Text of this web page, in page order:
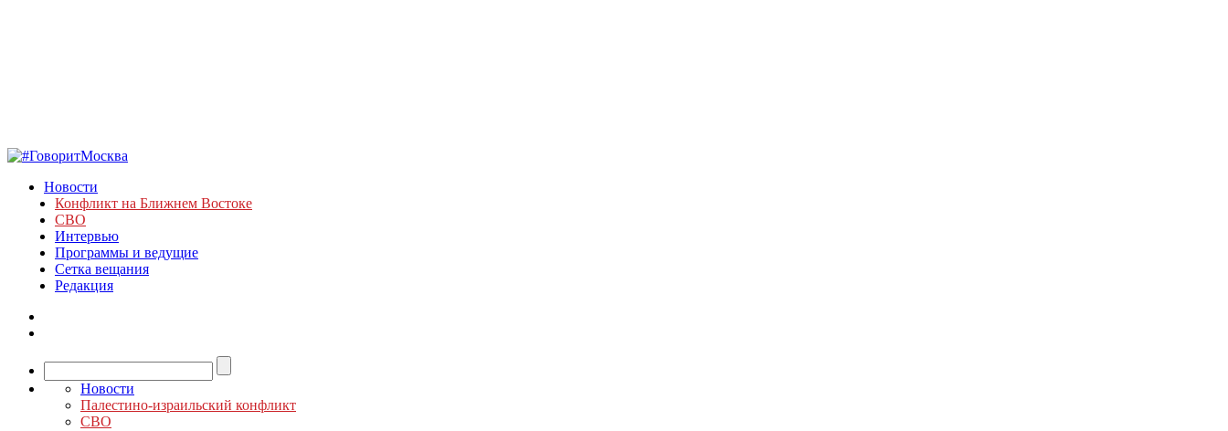
Новости
Конфликт на Ближнем Востоке
СВО
Интервью
Программы и ведущие
Сетка вещания
Редакция
Новости
Палестино-израильский конфликт
СВО